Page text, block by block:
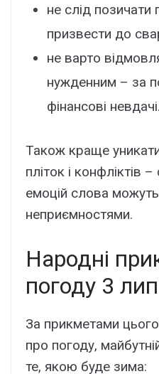
не слід
призвести до
не варто
нужденним – за
фінансові невдачі.
Також краще
пліток і конфліктів
емоцій слова
неприємностями.
Народні
погоду 3
За прикметами
про погоду,
те, якою буде зима: